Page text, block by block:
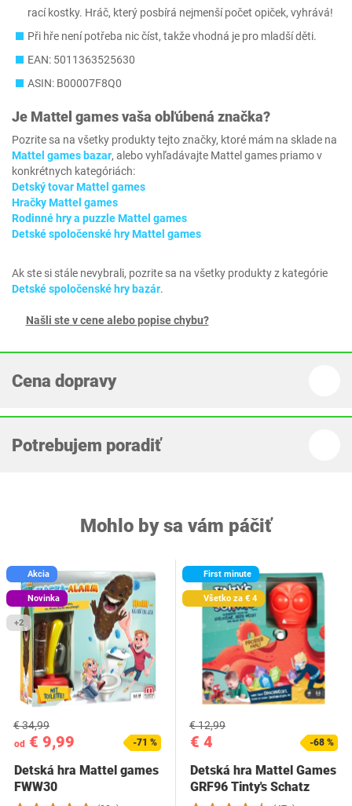
rací kostky. Hráč, který posbírá nejmenší počet opiček, vyhrává!
Při hře není potřeba nic číst, takže vhodná je pro mladší děti.
EAN: 5011363525630
ASIN: B00007F8Q0
Je Mattel gamesvaša obľúbená značka?
Pozrite sa na všetky produkty tejto značky, ktoré mám na sklade na
Mattel games bazar, alebo vyhľadávajte Mattel games priamo v
konkrétnych kategóriách:
Detský tovar Mattel games
Hračky Mattel games
Rodinné hry a puzzle Mattel games
Detské spoločenské hry Mattel games
Ak ste si stále nevybrali, pozrite sa na všetky produkty z kategórie
Detské spoločenské hry bazár.
Našli ste v cene alebo popise chybu?
Cena dopravy
Potrebujem poradiť
Mohlo by sa vám páčiť
Akcia
Novinka
+2
od € 9,99
€ 34,99
-71 %
Detská hra Mattel games
FWW30
First minute
Všetko za € 4
€ 4
€ 12,99
-68 %
Detská hra Mattel Games
GRF96 Tinty's Schatz